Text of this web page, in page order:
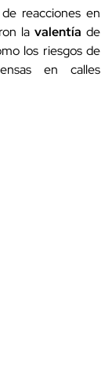
reacciones en
la valentía de
los riesgos de
en calles